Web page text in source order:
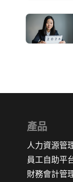
產品
人力資源管
員工自助平
財務會計管